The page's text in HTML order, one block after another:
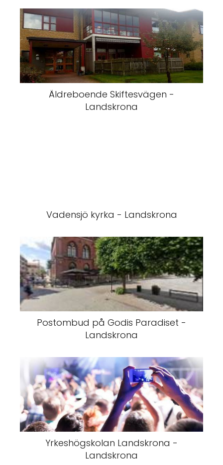
Äldreboende Skiftesvägen -
Landskrona
Vadensjö kyrka - Landskrona
Postombud på Godis Paradiset -
Landskrona
Yrkeshögskolan Landskrona -
Landskrona